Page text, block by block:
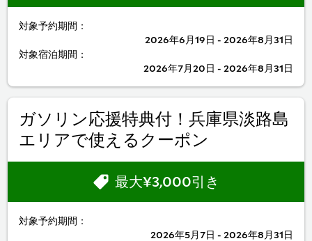
対象予約期間：
2026年6月19日 - 2026年8月31日
対象宿泊期間：
2026年7月20日 - 2026年8月31日
対象予約期間：
2026年5月7日 - 2026年8月31日
最大¥3,000引き
ガソリン応援特典付！兵庫県淡路島
エリアで使えるクーポン